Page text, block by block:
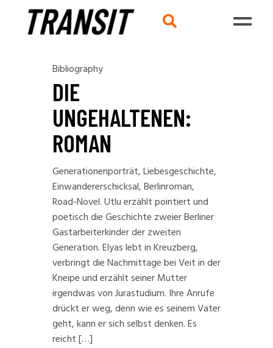
Bibliography
DIE
UNGEHALTENEN:
ROMAN
Generationenporträt, Liebesgeschichte,
Einwandererschicksal, Berlinroman,
Road-Novel. Utlu erzählt pointiert und
poetisch die Geschichte zweier Berliner
Gastarbeiterkinder der zweiten
Generation. Elyas lebt in Kreuzberg,
verbringt die Nachmittage bei Veit in der
Kneipe und erzählt seiner Mutter
irgendwas von Jurastudium. Ihre Anrufe
drückt er weg, denn wie es seinem Vater
geht, kann er sich selbst denken. Es
reicht […]